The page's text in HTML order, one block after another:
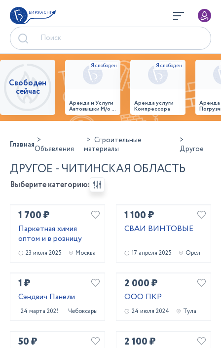
БИРЖА СНГ
Свободен
сейчас
Аренда и Услуги
Автовышки М/о г.
Домодедово
26,28,32 место
Аренда услуги
Компрессора
ГлавнаяОбъявления
Строительные
материалы
Другое
ДРУГОЕ - ЧИТИНСКАЯ ОБЛАСТЬ
Выберите категорию:
1 700 ₽
Паркетная химия
оптом и в розницу
23 июля 2025 Москва
1 100 ₽
СВАИ ВИНТОВЫЕ
17 апреля 2025 Орел
1 ₽
Сэндвич Панели
24 марта 2025 Чебоксары
2 000 ₽
ООО ПКР
24 июля 2024 Тула
50 ₽ 2 100 ₽